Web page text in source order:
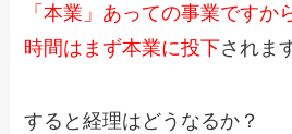
「本業」あっての事業ですか
時間はまず本業に投下されま
すると経理はどうなるか？